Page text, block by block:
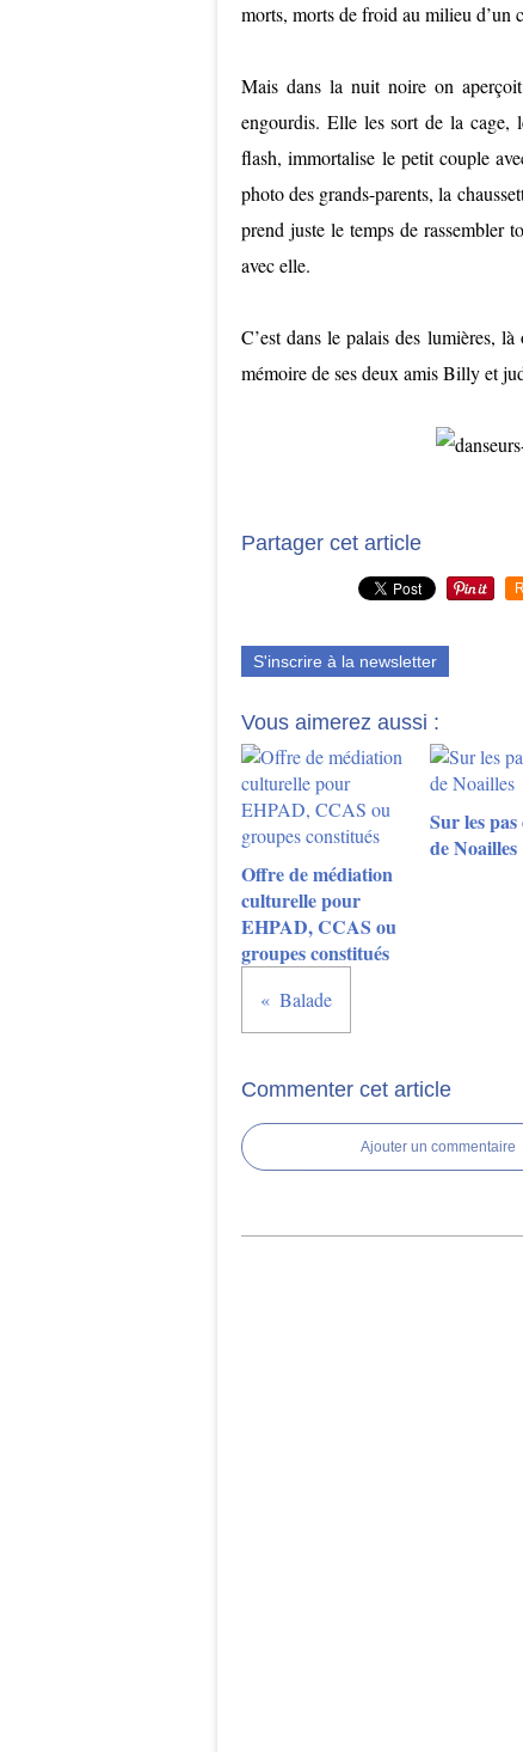
morts, morts de froid au milieu d’un
Mais dans la nuit noire on
engourdis. Elle les sort de la cage,
flash, immortalise le petit couple
photo des grands-parents, la
prend juste le temps de rassembler
avec elle.
C’est dans le palais des lumières,
mémoire de ses deux amis Billy et
Partager cet article
S'inscrire à la newsletter
Vous aimerez aussi :
Offre de médiation
culturelle pour
EHPAD, CCAS ou
groupes constitués
Sur les
de Noailles
Balade
Commenter cet article
Ajouter un commentaire